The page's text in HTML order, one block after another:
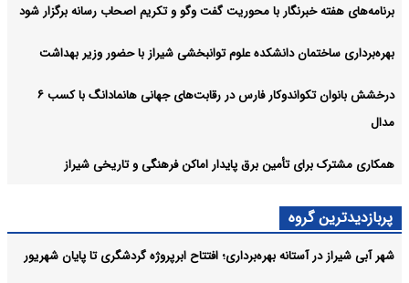
برنامه‌های هفته خبرنگار با محوریت گفت وگو و تکریم اصحاب رسانه برگزار شود
بهره‌برداری ساختمان دانشکده علوم توانبخشی شیراز با حضور وزیر بهداشت
درخشش بانوان تکواندوکار فارس در رقابت‌های جهانی هانمادانگ‌ با کسب ۶
مدال
همکاری مشترک برای تأمین برق پایدار اماکن فرهنگی و تاریخی شیراز
پربازدیدترین گروه
شهر آبی شیراز در آستانه بهره‌برداری؛ افتتاح ابرپروژه گردشگری تا پایان شهریور